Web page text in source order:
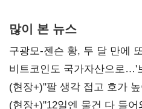
많이 본 뉴스
구광모-젠슨 황, 두 달 만에
비트코인도 국가자산으로…'
숙제
(현장+)"팔 생각 접고 호가
20억 키맞추기
(현장+)"12일엔 물건 다 들